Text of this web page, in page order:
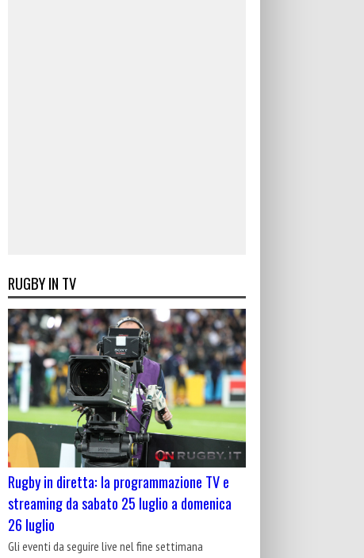
RUGBY IN TV
Rugby in diretta: la programmazione TV e
streaming da sabato 25 luglio a domenica
26 luglio
Gli eventi da seguire live nel fine settimana